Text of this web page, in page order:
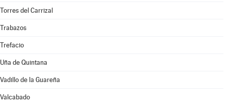
Torres del Carrizal
Trabazos
Trefacio
Uña de Quintana
Vadillo de la Guareña
Valcabado